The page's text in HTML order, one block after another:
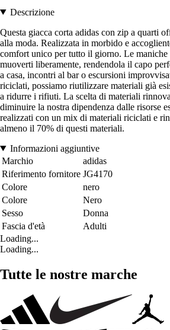
Descrizione
Questa giacca corta adidas con zip a quarti
alla moda. Realizzata in morbido e
comfort unico per tutto il giorno. Le maniche
muoverti liberamente, rendendola il capo
a casa, incontri al bar o escursioni
riciclati, possiamo riutilizzare materiali già
a ridurre i rifiuti. La scelta di materiali
diminuire la nostra dipendenza dalle risorse
realizzati con un mix di materiali riciclati e
almeno il 70% di questi materiali.
Informazioni aggiuntive
Marchio
adidas
Riferimento fornitore JG4170
Colore
nero
Colore
Nero
Sesso
Donna
Fascia d'età
Adulti
Loading...
Loading...
Tutte le nostre marche